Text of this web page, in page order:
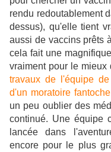
rendu redoutablement
dessus), qu'elle tient
aussi de vaccins prêts
cela fait une
vraiment pour le
travaux de l'équipe
d'un moratoire
un peu oublier des
continué. Une équipe
lancée dans
encore pour le plus